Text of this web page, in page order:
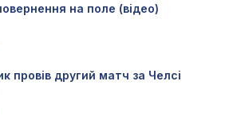
на поле (відео)
провів другий матч за Челсі